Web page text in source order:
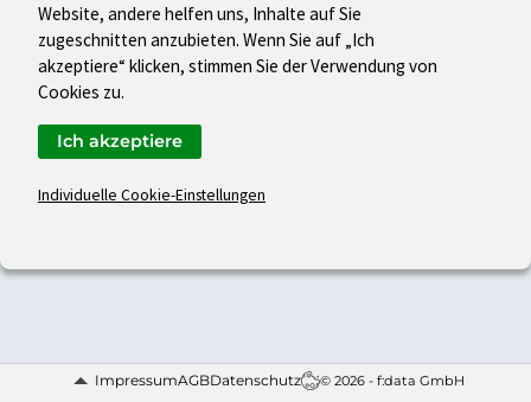
ImpressumAGBDatenschutz © 2026 - f:data GmbH
Website, andere helfen uns, Inhalte auf Sie
zugeschnitten anzubieten. Wenn Sie auf „Ich
akzeptiere“ klicken, stimmen Sie der Verwendung von
Cookies zu.
Individuelle Cookie-Einstellungen
Ich akzeptiere